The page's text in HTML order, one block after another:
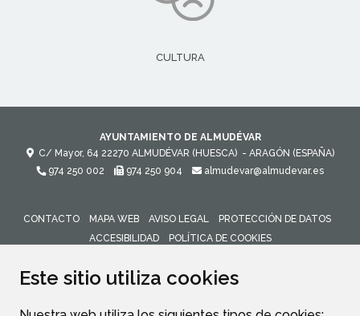
Este sitio utiliza cookies
CULTURA
AYUNTAMIENTO DE ALMUDÉVAR
C/ Mayor, 64 22270 ALMUDÉVAR (HUESCA) - ARAGÓN (ESPAÑA)
974 250 002
974 250 904 almudevar@almudevar.es
CONTACTO MAPA WEB AVISO LEGAL
PROTECCIÓN DE DATOS
ACCESIBILIDAD
POLÍTICA DE COOKIES